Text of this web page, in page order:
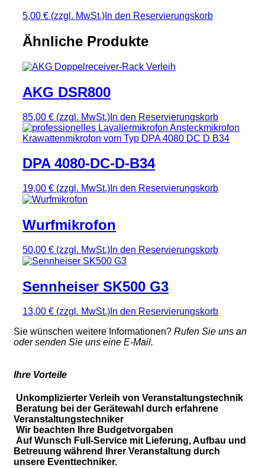
5,00 € (zzgl. MwSt.) In den Reservierungskorb
Ähnliche Produkte
AKG DSR800
85,00 € (zzgl. MwSt.) In den Reservierungskorb
DPA 4080-DC-D-B34
19,00 € (zzgl. MwSt.) In den Reservierungskorb
Wurfmikrofon
50,00 € (zzgl. MwSt.) In den Reservierungskorb
Sennheiser SK500 G3
13,00 € (zzgl. MwSt.) In den Reservierungskorb
Sie wünschen weitere Informationen? Rufen Sie uns an
oder senden Sie uns eine E-Mail.
Ihre Vorteile
Unkomplizierter Verleih von Veranstaltungstechnik
Beratung bei der Gerätewahl durch erfahrene
Veranstaltungstechniker
Wir beachten Ihre Budgetvorgaben
Auf Wunsch Full-Service mit Lieferung, Aufbau und
Betreuung während Ihrer Veranstaltung durch
unsere Eventtechniker.